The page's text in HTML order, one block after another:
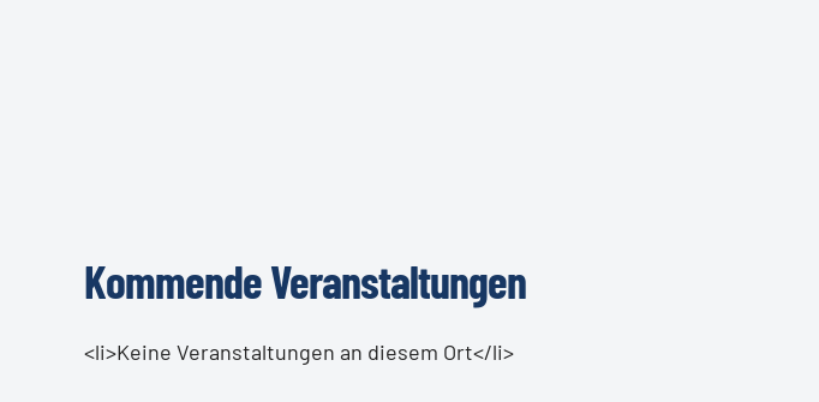
Kommende Veranstaltungen
<li>Keine Veranstaltungen an diesem Ort</li>